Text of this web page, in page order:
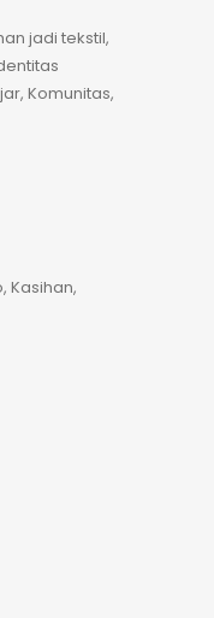
jadi tekstil,
Komunitas,
Kasihan,